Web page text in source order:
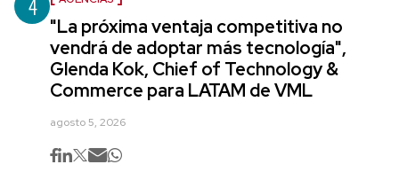
4
"La próxima ventaja competitiva no
vendrá de adoptar más tecnología",
Glenda Kok, Chief of Technology &
Commerce para LATAM de VML
agosto 5, 2026